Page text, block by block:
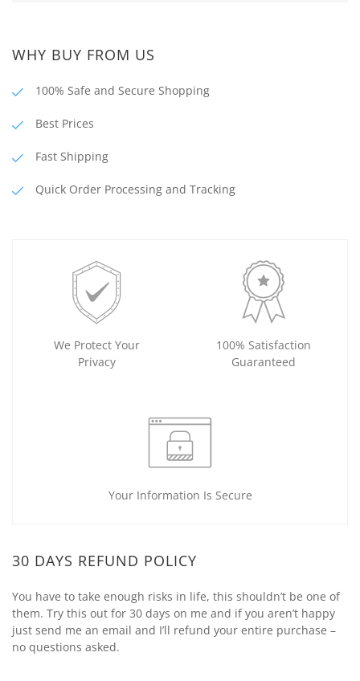
WHY BUY FROM US
100% Safe and Secure Shopping
Best Prices
Fast Shipping
Quick Order Processing and Tracking
We Protect Your
Privacy
100% Satisfaction
Guaranteed
Your Information Is Secure
30 DAYS REFUND POLICY
You have to take enough risks in life, this shouldn’t be one of
them. Try this out for 30 days on me and if you aren’t happy
just send me an email and I’ll refund your entire purchase –
no questions asked.